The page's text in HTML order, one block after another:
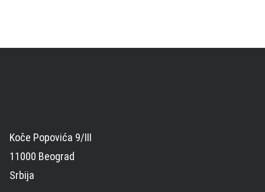
Koče Popovića 9/III
11000 Beograd
Srbija